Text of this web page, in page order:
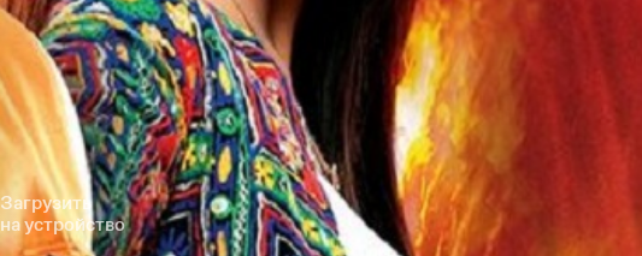
Загрузить
на устройство